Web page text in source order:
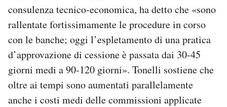
consulenza tecnico-economica, ha detto che «sono
rallentate fortissimamente le procedure in corso
con le banche; oggi l’espletamento di una pratica
d’approvazione di cessione è passata dai 30-45
giorni medi a 90-120 giorni». Tonelli sostiene che
oltre ai tempi sono aumentati parallelamente
anche i costi medi delle commissioni applicate